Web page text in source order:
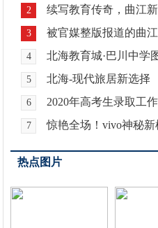
2 续写教育传奇，曲江
3 被官媒整版报道的曲
4 北海教育城·巴川中学
5 北海-现代旅居新选择
6 2020年高考生录取工
7 惊艳全场！vivo神秘新
热点图片